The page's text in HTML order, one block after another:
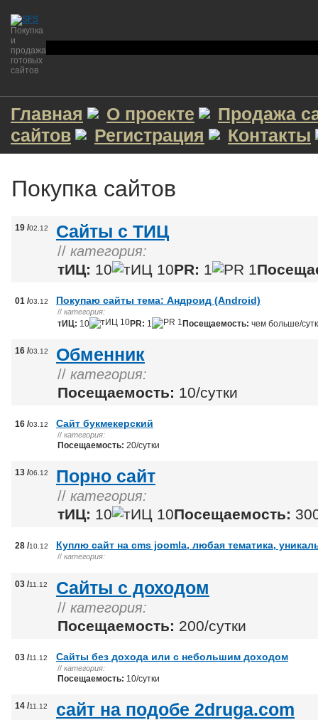
Покупка
и
продажа
готовых
сайтов
Главная О проекте
Продажа
сайтов
Регистрация Контакты
Покупка сайтов
19 /02.12 Сайты с ТИЦ
// категория:
тИЦ: 10 PR: 1
01 /03.12 Покупаю сайты тема: Андроид (Android)
// категория:
тИЦ: 10 PR: 1 Посещаемость: чем больше/
16 /03.12 Обменник
// категория:
Посещаемость: 10/сутки
16 /03.12 Сайт букмекерский
// категория:
Посещаемость: 20/сутки
13 /06.12 Порно сайт
// категория:
тИЦ: 10 Посещаемость:
28 /10.12 Куплю сайт на cms joomla, любая тематика,
// категория:
03 /11.12 Сайты с доходом
// категория:
Посещаемость: 200/сутки
03 /11.12 Сайты без дохода или с небольшим доходом
// категория:
Посещаемость: 10/сутки
14 /11.12 сайт на подобе 2druga.com